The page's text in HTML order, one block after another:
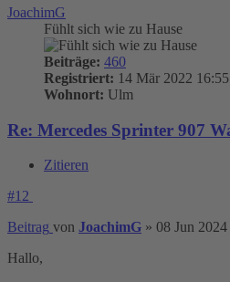
JoachimG
Fühlt sich wie zu Hause
Beiträge: 460
Registriert: 14 Mär 2022 16:55
Wohnort: Ulm
Re: Mercedes Sprinter 907
Zitieren
#12
Beitrag von JoachimG » 08 Jun
Hallo,